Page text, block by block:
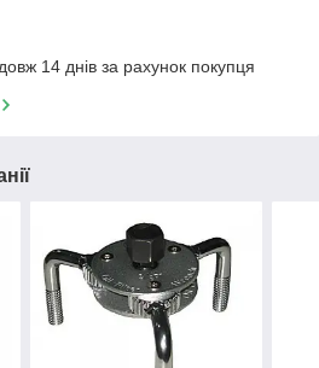
14 днів за рахунок покупця